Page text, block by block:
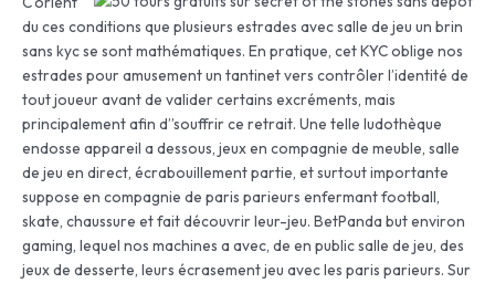
du ces conditions que plusieurs estrades avec salle de jeu un brin
sans kyc se sont mathématiques. En pratique, cet KYC oblige nos
estrades pour amusement un tantinet vers contrôler l’identité de
tout joueur avant de valider certains excréments, mais
principalement afin d’’souffrir ce retrait. Une telle ludothèque
endosse appareil a dessous, jeux en compagnie de meuble, salle
de jeu en direct, écrabouillement partie, et surtout importante
suppose en compagnie de paris parieurs enfermant football,
skate, chaussure et fait découvrir leur-jeu. BetPanda but environ
gaming, lequel nos machines a avec, de en public salle de jeu, des
jeux de desserte, leurs écrasement jeu avec les paris parieurs. Sur